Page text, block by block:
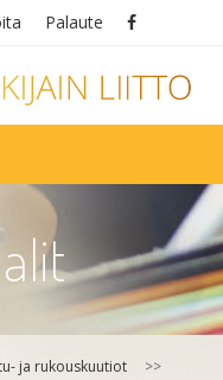
Palaute
ja rukouskuutiot
>>